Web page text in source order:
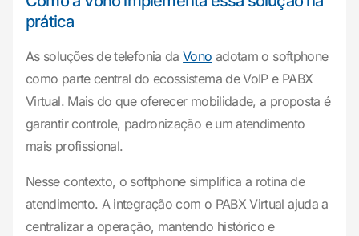
prática
As soluções de telefonia daVono adotam o softphone
como parte central do ecossistema de VoIP e PABX
Virtual. Mais do que oferecer mobilidade, a proposta é
garantir controle, padronização e um atendimento
mais profissional.
Nesse contexto, o softphone simplifica a rotina de
atendimento. A integração com o PABX Virtual ajuda a
centralizar a operação, mantendo histórico e